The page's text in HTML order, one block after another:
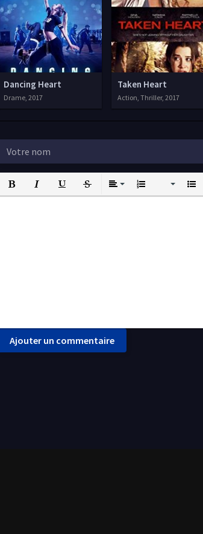
Dancing Heart
Drame, 2017
Taken Heart
Action, Thriller, 2017
Bold Italic UnderlineStrikethrough
AlignOrdered List
Ajouter un commentaire